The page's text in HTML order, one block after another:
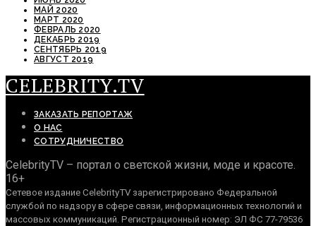
МАЙ 2020
МАРТ 2020
ФЕВРАЛЬ 2020
ДЕКАБРЬ 2019
СЕНТЯБРЬ 2019
АВГУСТ 2019
CELEBRITY.TV
ЗАКАЗАТЬ РЕПОРТАЖ
О НАС
СОТРУДНИЧЕСТВО
CelebrityTV – портал о светской жизни, моде и красоте.
16+
Сетевое издание CelebrityTV зарегистрировано Федеральной
службой по надзору в сфере связи, информационных технологий и
массовых коммуникаций. Регистрационный номер: ЭЛ ФС 77-79536